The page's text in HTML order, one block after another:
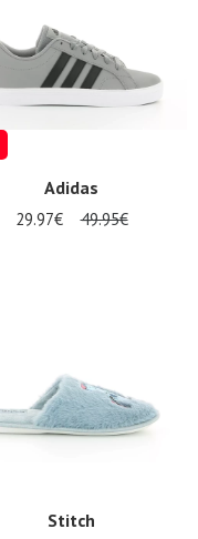
Adidas
29.97€ 49.95€
Stitch